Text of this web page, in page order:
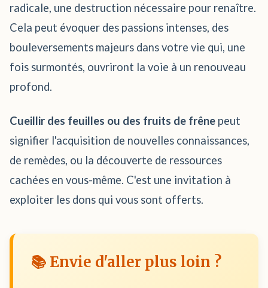
radicale, une destruction nécessaire pour renaître.
Cela peut évoquer des passions intenses, des
bouleversements majeurs dans votre vie qui, une
fois surmontés, ouvriront la voie à un renouveau
profond.
Cueillir des feuilles ou des fruits de frêne peut
signifier l'acquisition de nouvelles connaissances,
de remèdes, ou la découverte de ressources
cachées en vous-même. C'est une invitation à
exploiter les dons qui vous sont offerts.
📚 Envie d'aller plus loin ?